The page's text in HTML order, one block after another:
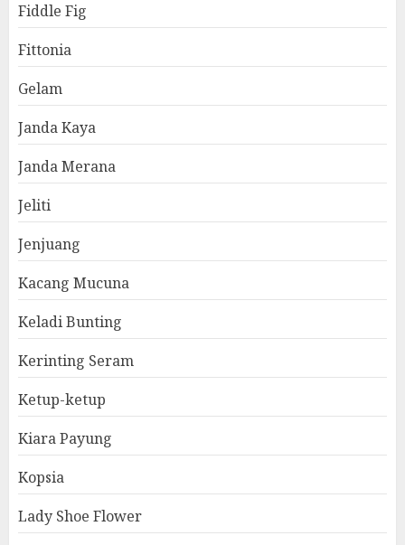
Fiddle Fig
Fittonia
Gelam
Janda Kaya
Janda Merana
Jeliti
Jenjuang
Kacang Mucuna
Keladi Bunting
Kerinting Seram
Ketup-ketup
Kiara Payung
Kopsia
Lady Shoe Flower